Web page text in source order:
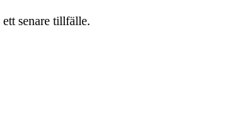
senare tillfälle.